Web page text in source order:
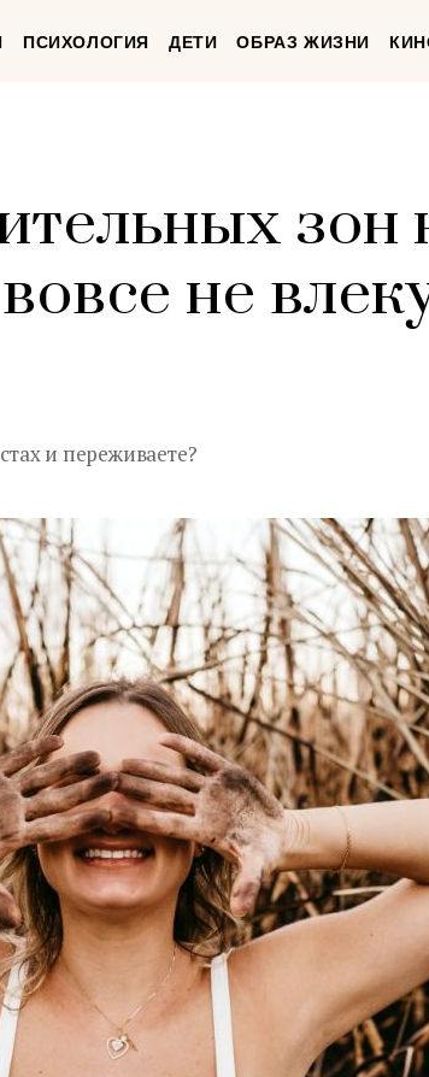
ПСИХОЛОГИЯ ДЕТИ ОБРАЗ ЖИЗНИ
не
и переживаете?